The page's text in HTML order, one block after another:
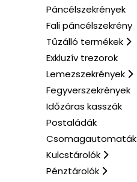
Páncélszekrények
Fali páncélszekrény
Tűzálló termékek
Exkluzív trezorok
Lemezszekrények
Fegyverszekrények
Időzáras kasszák
Postaládák
Csomagautomaták
Kulcstárolók
Pénztárolók